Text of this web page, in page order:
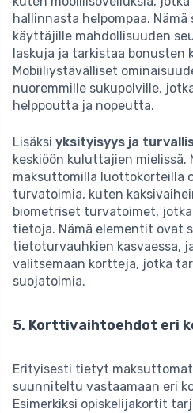
hallinnasta helpompaa.
käyttäjille mahdollisuuden
laskuja ja tarkistaa bonusten
Mobiiliystävälliset
nuoremmille sukupolville,
helppoutta ja nopeutta.
Lisäksi yksityisyys ja
keskiöön kuluttajien mielissä.
maksuttomilla luottokorteilla
turvatoimia, kuten
biometriset turvatoimet,
tietoja. Nämä elementit ovat
tietoturvauhkien kasvaessa,
valitsemaan kortteja, jotka
suojatoimia.
5. Korttivaihtoehdot eri
Erityisesti tietyt
suunniteltu vastaamaan eri
Esimerkiksi opiskelijakortit